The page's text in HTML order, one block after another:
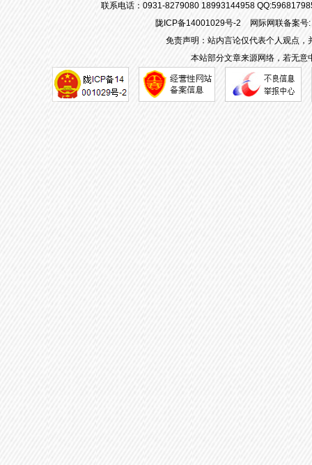
联系电话：0931-8279080 18993144958
陇ICP备14001029号-2
网际网联备案
免责声明：站内言论仅代表个人观点
本站部分文章来源网络，若无意